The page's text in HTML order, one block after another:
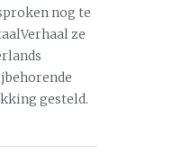
nog te
ze
gesteld.